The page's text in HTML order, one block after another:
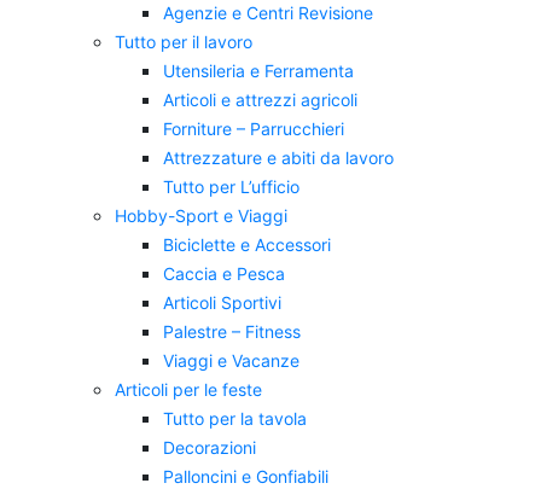
Agenzie e Centri Revisione
Tutto per il lavoro
Utensileria e Ferramenta
Articoli e attrezzi agricoli
Forniture – Parrucchieri
Attrezzature e abiti da lavoro
Tutto per L’ufficio
Hobby-Sport e Viaggi
Biciclette e Accessori
Caccia e Pesca
Articoli Sportivi
Palestre – Fitness
Viaggi e Vacanze
Articoli per le feste
Tutto per la tavola
Decorazioni
Palloncini e Gonfiabili